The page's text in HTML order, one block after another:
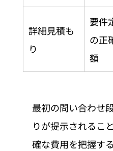
詳細見積も
り
要件
の正
額
最初の問い合わせ
りが提示されるこ
確な費用を把握す